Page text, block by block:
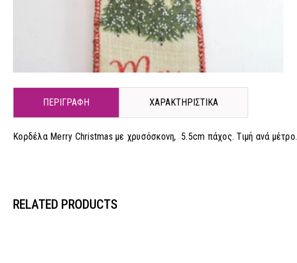
ΠΕΡΙΓΡΑΦΗ ΧΑΡΑΚΤΗΡΙΣΤΙΚΑ
Κορδέλα Merry Christmas με χρυσόσκονη, 5.5cm πάχος. Τιμή ανά μέτρο.
RELATED PRODUCTS